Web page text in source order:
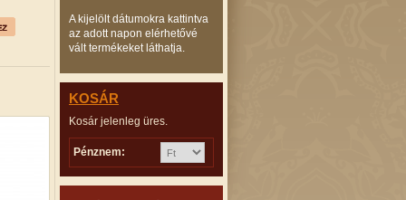
A kijelölt dátumokra kattintva
az adott napon elérhetővé
vált termékeket láthatja.
KOSÁR
Kosár jelenleg üres.
Pénznem: